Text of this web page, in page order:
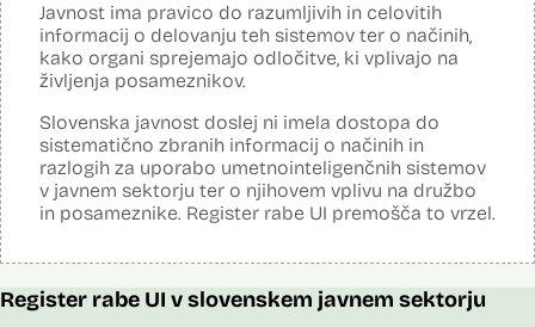
evidence potnikov iz sistema rezervacij letalskih vozovnic. Po
avtomatiziranem preverjanju podatkov PNR (Passenger Name
Record) in API (Advanced Passenger Information) v primeru ujemanja
v evidencah policije, SIS in Interpola poda rezultat v obliki "zadetek oz.
ni zadetka" z navedbo sklopa evidenc, v katerih je prišlo do ujemanja,
ter navedbo, ali se ujemanje nanaša na podatke o osebi ali na
podatke o potovalnem dokumentu. V primeru ujemanja poda tudi
podatke, na podlagi katerih je prišlo do ujemanja med preverjenimi
podatki in ocenjevalnimi merili.
Ocenjevalna merila so oblikovana z analitično obdelavo podatkov, pri
čemer se oblikujejo indikatorji tveganja, ki predstavljajo posamezne
predstavljajo specifične potovalne vzorce storilcev terorističnih in
omogočajo usmerjeno delo policije in drugih pristojnih organov na
Javnost ima pravico do razumljivih in celovitih
informacij o delovanju teh sistemov ter o načinih,
kako organi sprejemajo odločitve, ki vplivajo na
življenja posameznikov.
Slovenska javnost doslej ni imela dostopa do
sistematično zbranih informacij o načinih in
razlogih za uporabo umetnointeligenčnih sistemov
v javnem sektorju ter o njihovem vplivu na družbo
in posameznike. Register rabe UI premošča to vrzel.
Register rabe UI v slovenskem javnem sektorju